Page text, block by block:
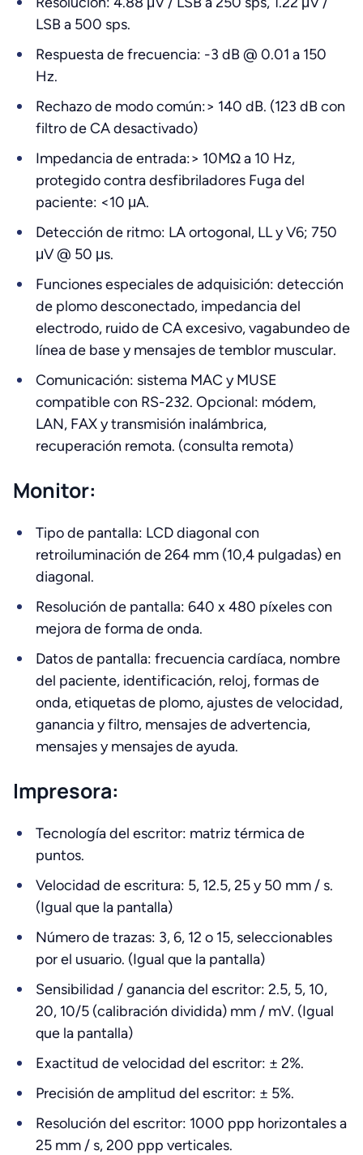
LSB a 500 sps.
Respuesta de frecuencia: -3 dB @ 0.01 a 150
Hz.
Rechazo de modo común:> 140 dB. (123 dB con
filtro de CA desactivado)
Impedancia de entrada:> 10MΩ a 10 Hz,
protegido contra desfibriladores Fuga del
paciente: <10 μA.
Detección de ritmo: LA ortogonal, LL y V6; 750
μV @ 50 μs.
Funciones especiales de adquisición: detección
de plomo desconectado, impedancia del
electrodo, ruido de CA excesivo, vagabundeo de
línea de base y mensajes de temblor muscular.
Comunicación: sistema MAC y MUSE
compatible con RS-232. Opcional: módem,
LAN, FAX y transmisión inalámbrica,
recuperación remota. (consulta remota)
Monitor:
Tipo de pantalla: LCD diagonal con
retroiluminación de 264 mm (10,4 pulgadas) en
diagonal.
Resolución de pantalla: 640 x 480 píxeles con
mejora de forma de onda.
Datos de pantalla: frecuencia cardíaca, nombre
del paciente, identificación, reloj, formas de
onda, etiquetas de plomo, ajustes de velocidad,
ganancia y filtro, mensajes de advertencia,
mensajes y mensajes de ayuda.
Impresora:
Tecnología del escritor: matriz térmica de
puntos.
Velocidad de escritura: 5, 12.5, 25 y 50 mm / s.
(Igual que la pantalla)
Número de trazas: 3, 6, 12 o 15, seleccionables
por el usuario. (Igual que la pantalla)
Sensibilidad / ganancia del escritor: 2.5, 5, 10,
20, 10/5 (calibración dividida) mm / mV. (Igual
que la pantalla)
Exactitud de velocidad del escritor: ± 2%.
Precisión de amplitud del escritor: ± 5%.
Resolución del escritor: 1000 ppp horizontales a
25 mm / s, 200 ppp verticales.